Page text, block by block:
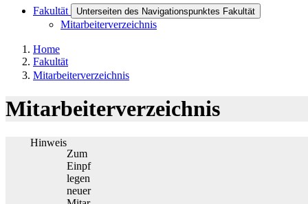
Fakultät Unterseiten des Navigationspunktes Fakultät
Mitarbeiterverzeichnis
Home
Fakultät
Mitarbeiterverzeichnis
Mitarbeiterverzeichnis
Hinweis
Zum
Einpf
legen
neuer